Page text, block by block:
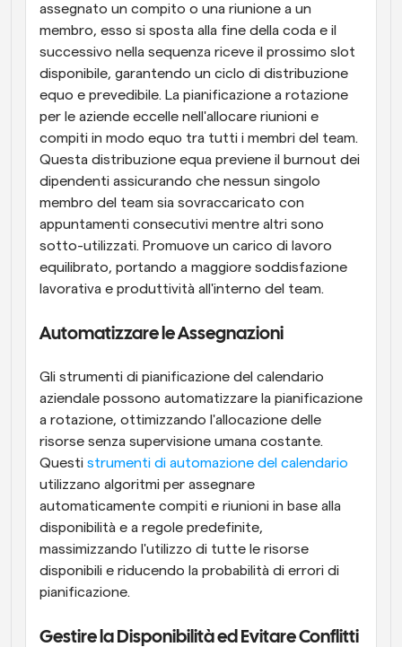
assegnato un compito o una riunione a un
membro, esso si sposta alla fine della coda e il
successivo nella sequenza riceve il prossimo slot
disponibile, garantendo un ciclo di distribuzione
equo e prevedibile. La pianificazione a rotazione
per le aziende eccelle nell'allocare riunioni e
compiti in modo equo tra tutti i membri del team.
Questa distribuzione equa previene il burnout dei
dipendenti assicurando che nessun singolo
membro del team sia sovraccaricato con
appuntamenti consecutivi mentre altri sono
sotto-utilizzati. Promuove un carico di lavoro
equilibrato, portando a maggiore soddisfazione
lavorativa e produttività all'interno del team.
Automatizzare le Assegnazioni
Gli strumenti di pianificazione del calendario
aziendale possono automatizzare la pianificazione
a rotazione, ottimizzando l'allocazione delle
risorse senza supervisione umana costante.
Questi strumenti di automazione del calendario
utilizzano algoritmi per assegnare
automaticamente compiti e riunioni in base alla
disponibilità e a regole predefinite,
massimizzando l'utilizzo di tutte le risorse
disponibili e riducendo la probabilità di errori di
pianificazione.
Gestire la Disponibilità ed Evitare Conflitti